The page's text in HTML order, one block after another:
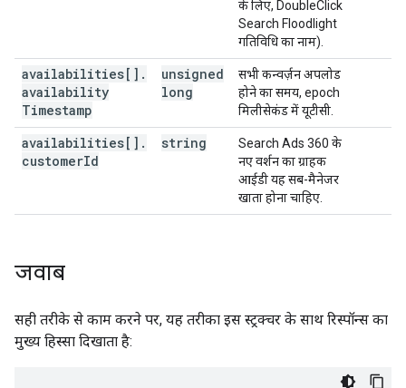
के लिए, DoubleClick
Search Floodlight
गतिविधि का नाम).
availabilities[] .
availability
Timestamp
unsigned
long
सभी कन्वर्ज़न अपलोड
होने का समय, epoch
मिलीसेकंड में यूटीसी.
availabilities[] .
customerId
string
Search Ads 360 के
नए वर्शन का ग्राहक
आईडी यह सब-मैनेजर
खाता होना चाहिए.
जवाब
सही तरीके से काम करने पर, यह तरीका इस स्ट्रक्चर के साथ रिस्पॉन्स का
मुख्य हिस्सा दिखाता है: